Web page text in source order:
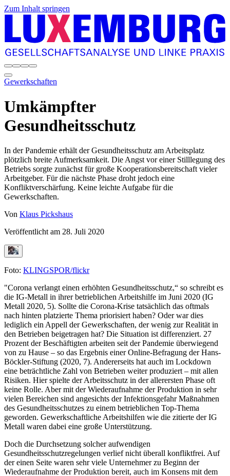
Zum Inhalt springen
Gewerkschaften
Umkämpfter
Gesundheitsschutz
In der Pandemie erhält der Gesundheitsschutz am Arbeitsplatz
plötzlich breite Aufmerksamkeit. Die Angst vor einer Stilllegung des
Betriebs sorgte zunächst für große Kooperationsbereitschaft vieler
Arbeitgeber. Für die nächste Phase droht jedoch eine
Konfliktverschärfung. Keine leichte Aufgabe für die
Gewerkschaften.
Von Klaus Pickshaus
Veröffentlicht am 28. Juli 2020
Foto: KLINGSPOR/flickr
"Corona verlangt einen erhöhten Gesundheitsschutz,“ so schreibt es
die IG-Metall in ihrer betrieblichen Arbeitshilfe im Juni 2020 (IG
Metall 2020, 5). Sollte die Corona-Krise tatsächlich das oftmals
nach hinten platzierte Thema priorisiert haben? Oder war dies
lediglich ein Appell der Gewerkschaften, der wenig zur Realität in
den Betrieben beigetragen hat? Die Situation ist differenziert. 27
Prozent der Beschäftigten arbeiten seit der Pandemie überwiegend
von zu Hause – so das Ergebnis einer Online-Befragung der Hans-
Böckler-Stiftung (2020, 7). Andererseits hat auch im Lockdown
eine beträchtliche Zahl von Betrieben weiter produziert – mit allen
Risiken. Hier spielte der Arbeitsschutz in der allerersten Phase oft
keine Rolle. Aber mit der Wiederaufnahme der Produktion in sehr
vielen Bereichen sind angesichts der Infektionsgefahr Maßnahmen
des Gesundheitsschutzes zu einem betrieblichen Top-Thema
geworden. Gewerkschaftliche Arbeitshilfen wie die zitierte der IG
Metall waren dabei eine große Unterstützung.
Doch die Durchsetzung solcher aufwendigen
Gesundheitsschutzregelungen verlief nicht überall konfliktfrei. Auf
der einen Seite waren sehr viele Unternehmer zu Beginn der
Wiederaufnahme der Produktion bereit, auch im Konsens mit dem